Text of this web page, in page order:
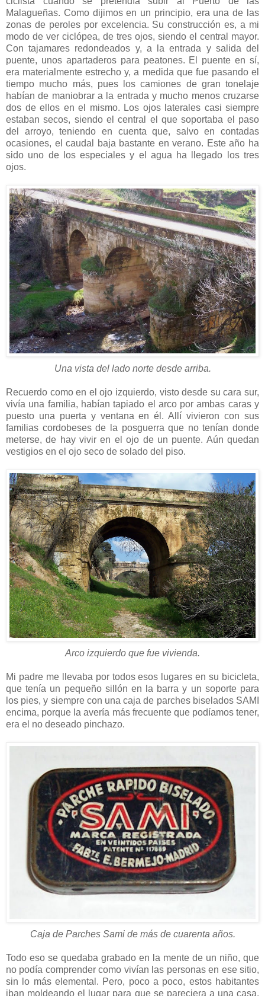
Malagueñas. Como dijimos en un principio, era una de las
zonas de peroles por excelencia. Su construcción es, a mi
modo de ver ciclópea, de tres ojos, siendo el central mayor.
Con tajamares redondeados y, a la entrada y salida del
puente, unos apartaderos para peatones. El puente en sí,
era materialmente estrecho y, a medida que fue pasando el
tiempo mucho más, pues los camiones de gran tonelaje
habían de maniobrar a la entrada y mucho menos cruzarse
dos de ellos en el mismo. Los ojos laterales casi siempre
estaban secos, siendo el central el que soportaba el paso
del arroyo, teniendo en cuenta que, salvo en contadas
ocasiones, el caudal baja bastante en verano. Este año ha
sido uno de los especiales y el agua ha llegado los tres
ojos.
Una vista del lado norte desde arriba.
Recuerdo como en el ojo izquierdo, visto desde su cara sur,
vivía una familia, habían tapiado el arco por ambas caras y
puesto una puerta y ventana en él. Allí vivieron con sus
familias cordobeses de la posguerra que no tenían donde
meterse, de hay vivir en el ojo de un puente. Aún quedan
vestigios en el ojo seco de solado del piso.
Arco izquierdo que fue vivienda.
Mi padre me llevaba por todos esos lugares en su bicicleta,
que tenía un pequeño sillón en la barra y un soporte para
los pies, y siempre con una caja de parches biselados SAMI
encima, porque la avería más frecuente que podíamos tener,
era el no deseado pinchazo.
Caja de Parches Sami de más de cuarenta años.
Todo eso se quedaba grabado en la mente de un niño, que
no podía comprender como vivían las personas en ese sitio,
sin lo más elemental. Pero, poco a poco, estos habitantes
iban moldeando el lugar para que se pareciera a una casa,